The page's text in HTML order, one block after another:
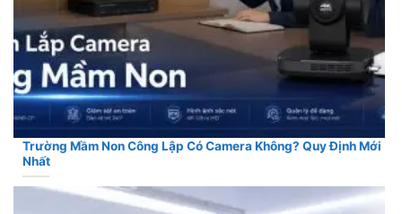
Trường Mầm Non Công Lập Có Camera Không? Quy Định Mới
Nhất